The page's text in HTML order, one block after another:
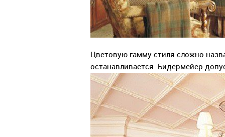
Цветовую гамму стиля сложно
останавливается. Бидермейер